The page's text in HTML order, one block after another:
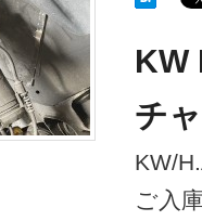
KW
チ
KW/
ご入